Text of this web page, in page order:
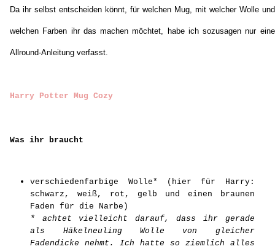
Da ihr selbst entscheiden könnt, für welchen Mug, mit welcher Wolle und
welchen Farben ihr das machen möchtet, habe ich sozusagen nur eine
Allround-Anleitung verfasst.
Harry Potter Mug Cozy
Was ihr braucht
verschiedenfarbige Wolle* (hier für Harry:
schwarz, weiß, rot, gelb und einen braunen
Faden für die Narbe)
* achtet vielleicht darauf, dass ihr gerade
als Häkelneuling Wolle von gleicher
Fadendicke nehmt. Ich hatte so ziemlich alles